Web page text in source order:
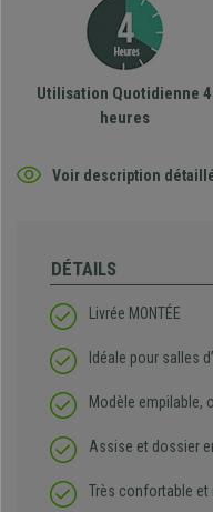
Utilisation Quotidienne 4
heures
Voir description
DÉTAILS
Livrée MONTÉE
Idéale pour salles
Modèle empilable,
Assise et dossier
Très confortable et